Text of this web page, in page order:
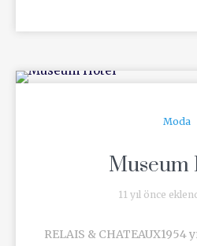
Moda
Museum
11 yıl önce
RELAIS & CHATEAUX1954